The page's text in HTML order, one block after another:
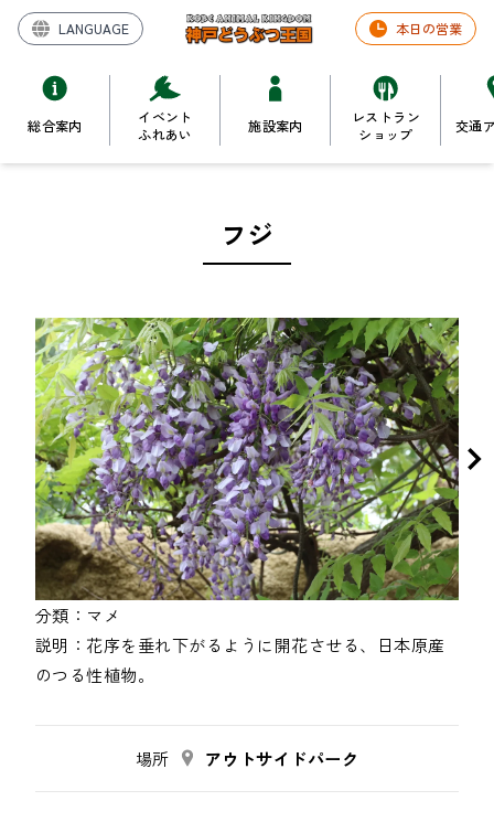
LANGUAGE 本日の営業
総合案内
イベント
ふれあい
施設案内
レストラン
ショップ
交通
フジ
分類： マメ
説明： 花序を垂れ下がるように開花させる、日本原産
のつる性植物。
場所 アウトサイドパーク